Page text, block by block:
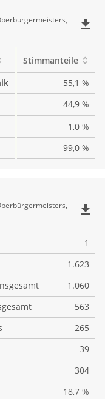
file_download
Stimmanteile
55,1 %
44,9 %
1,0 %
99,0 %
file_download
1
1.623
1.060
563
265
39
304
18,7 %